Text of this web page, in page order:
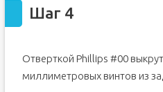
Шаг 4
Отверткой Phillips #00
миллиметровых винтов из